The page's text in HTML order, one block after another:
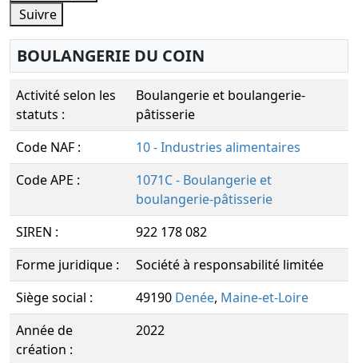
Suivre
BOULANGERIE DU COIN
Activité selon les
statuts :
Boulangerie et boulangerie-
pâtisserie
Code NAF :
10 - Industries alimentaires
Code APE :
1071C - Boulangerie et
boulangerie-pâtisserie
SIREN :
922 178 082
Forme juridique :
Société à responsabilité limitée
Siège social :
49190 Denée, Maine-et-Loire
Année de
création :
2022